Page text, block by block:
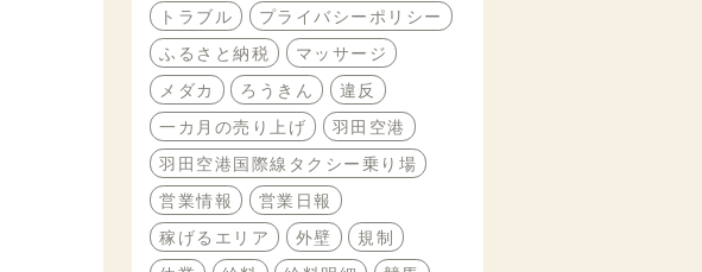
トラブル
プライバシーポリシー
ふるさと納税
マッサージ
メダカ
ろうきん
違反
一カ月の売り上げ
羽田空港
羽田空港国際線タクシー乗り場
営業情報
営業日報
稼げるエリア
外壁
規制